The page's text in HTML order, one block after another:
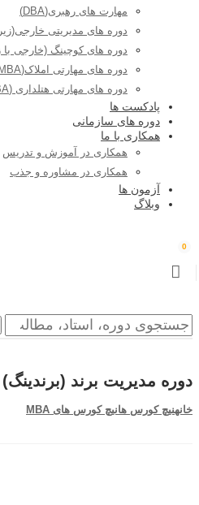
مهارت های رهبری(DBA)
دوره های مدیریتی
دوره های کوچینگ (خارجی
دوره های مهارتی املاک(MBA)
دوره های مهارتی هتلداری (MBA)
پادکست ها
دوره های سازمانی
همکاری با ما
همکاری در آموزش و تدریس
همکاری در مشاوره و جذب
آزمون ها
وبلاگ
0
دوره مدیریت برند (برندینگ)
خانهنیچ کورس هانیچ کورس های MBA